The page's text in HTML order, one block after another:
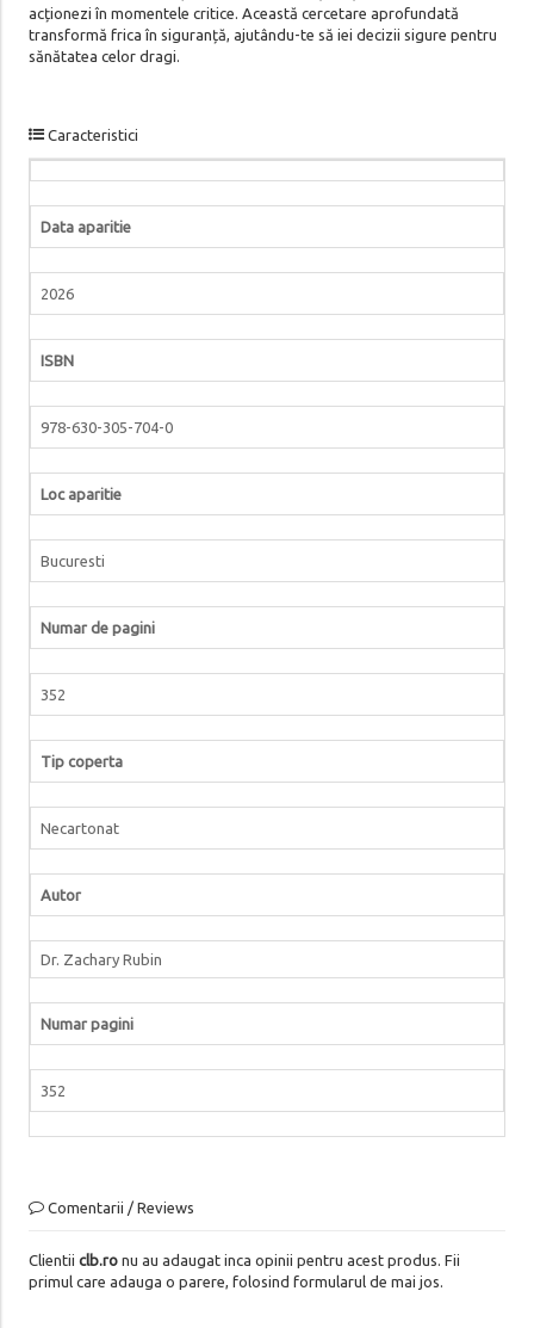
acționezi în momentele critice. Această cercetare aprofundată
transformă frica în siguranță, ajutându-te să iei decizii sigure pentru
sănătatea celor dragi.
Caracteristici
Data aparitie
2026
ISBN
978-630-305-704-0
Loc aparitie
Bucuresti
Numar de pagini
352
Tip coperta
Necartonat
Autor
Dr. Zachary Rubin
Numar pagini
352
Comentarii / Reviews
Clientii clb.ronu au adaugat inca opinii pentru acest produs. Fii
primul care adauga o parere, folosind formularul de mai jos.